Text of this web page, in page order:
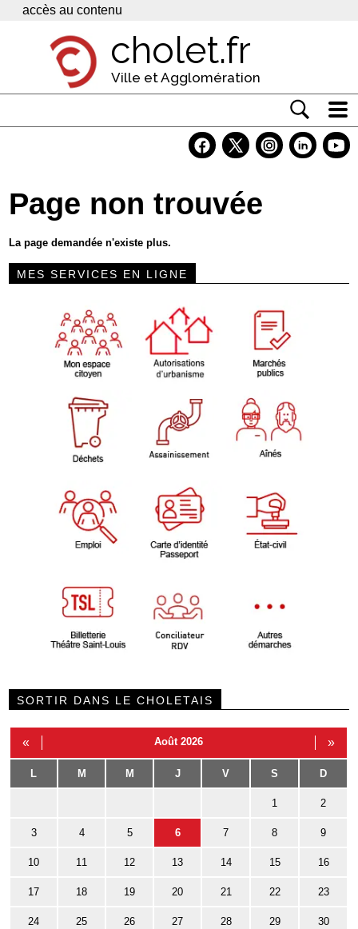
Panneau de gestion des cookies
accès au contenu
cholet.fr
Ville et Agglomération
Economie
Services
Contacts
Page non trouvée
La page demandée n'existe plus.
MES SERVICES EN LIGNE
SORTIR DANS LE CHOLETAIS
« Août 2026 »
L M M J V S D
1 2
3 4 5 6 7 8 9
10 11 12 13 14 15 16
17 18 19 20 21 22 23
24 25 26 27 28 29 30